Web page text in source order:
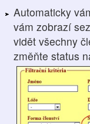
Automaticky
vám zobrazí
vidět všechny
změňte status